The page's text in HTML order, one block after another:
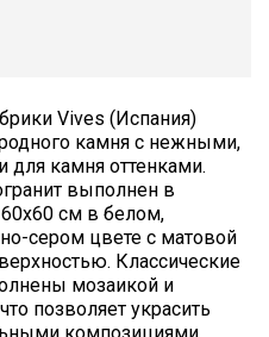
Vives (Испания)
камня с нежными,
камня оттенками.
выполнен в
см в белом,
сером цвете с матовой
Классические
мозаикой и
позволяет украсить